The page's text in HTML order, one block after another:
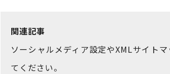
関連記事
ソーシャルメディア設定やXMLサイト
てください。